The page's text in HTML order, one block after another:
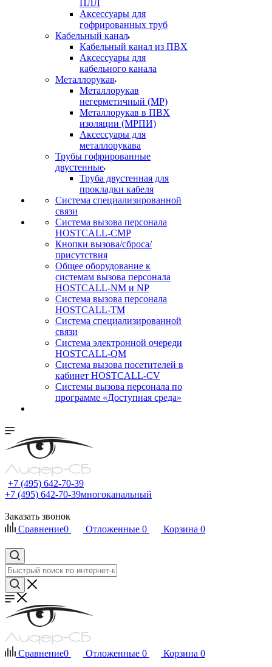
ПЛЛ
Аксессуары для
гофрированных труб
Кабельный канал
Кабельный канал из ПВХ
Аксессуары для
кабельного канала
Металлорукав
Металлорукав
негерметичный (МР)
Металлорукав в ПВХ
изоляции (МРПИ)
Аксессуары для
металлорукава
Трубы гофрированные
двустенные
Труба двустенная для
прокладки кабеля
Система специализированной
связи
Cистема вызова персонала
HOSTCALL-CMP
Кнопки вызова/сброса/
присутствия
Общее оборудование к
системам вызова персонала
HOSTCALL-NM и NP
Система вызова персонала
HOSTCALL-TM
Система специализированной
связи
Система электронной очереди
HOSTCALL-QM
Cистема вызова посетителей в
кабинет HOSTCALL-CV
Системы вызова персонала по
программе «Доступная среда»
+7 (495) 642-70-39
+7 (495) 642-70-39многоканальный
Заказать звонок
Сравнение0 Отложенные 0 Корзина 0
Сравнение0 Отложенные 0 Корзина 0